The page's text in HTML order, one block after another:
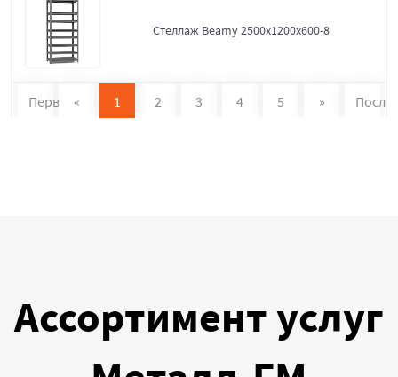
Стеллаж Beamy 2500x1200x600-8
Первая « 1 2 3 4 5 »
Ассортимент услуг